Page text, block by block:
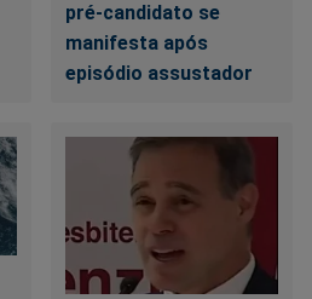
pré-candidato se
manifesta após
episódio assustador